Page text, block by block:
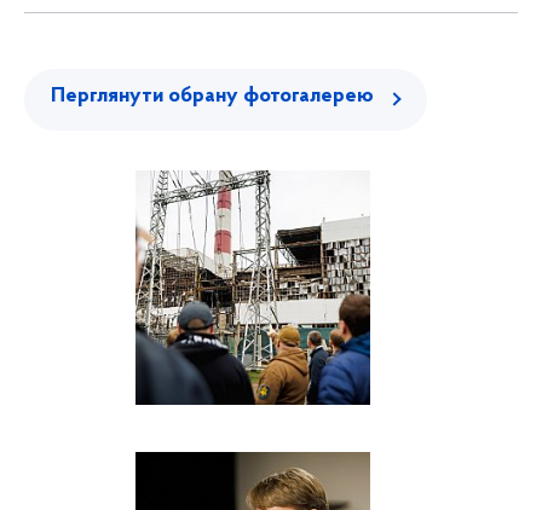
Перглянути обрану фотогалерею